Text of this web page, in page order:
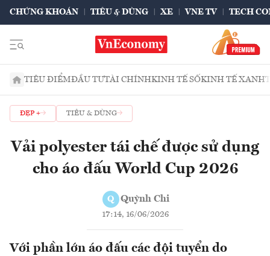
CHỨNG KHOÁN TIÊU & DÙNG XE VNE TV TECH
TIÊU ĐIỂMĐẦU TƯTÀI CHÍNHKINH TẾ SỐKINH TẾ XANH
ĐẸP + TIÊU & DÙNG
Vải polyester tái chế được sử dụng
cho áo đấu World Cup 2026
Q Quỳnh Chi
17:14, 16/06/2026
Với phần lớn áo đấu các đội tuyển do